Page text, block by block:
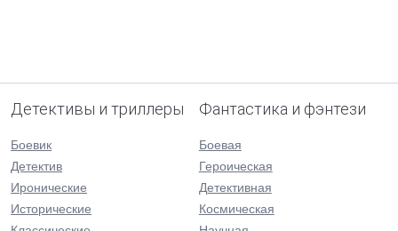
Детективы и триллеры
Боевик
Детектив
Иронические
Исторические
Фантастика и фэнтези
Боевая
Героическая
Детективная
Космическая